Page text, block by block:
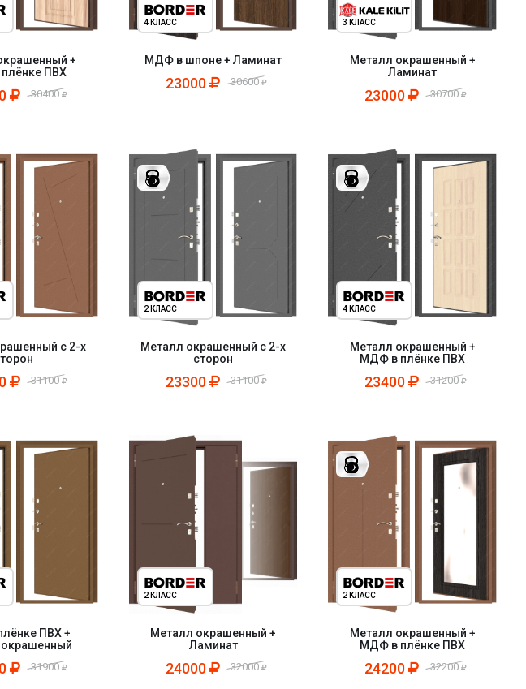
+
ПВХ
30400
4 КЛАСС
МДФ в шпоне + Ламинат
23000 30600
3 КЛАСС
Металл окрашенный +
Ламинат
23000 30700
с 2-х
31100
2 КЛАСС
Металл окрашенный с 2-х
сторон
23300 31100
4 КЛАСС
Металл окрашенный +
МДФ в плёнке ПВХ
23400 31200
ПВХ +
31900
2 КЛАСС
Металл окрашенный +
Ламинат
24000 32000
2 КЛАСС
Металл окрашенный +
МДФ в плёнке ПВХ
24200 32200